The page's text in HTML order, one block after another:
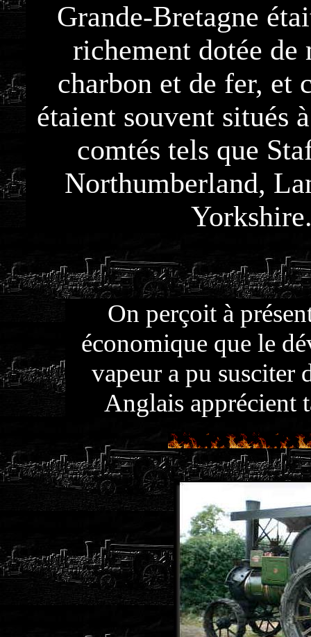
Grande-Bretagne
richement dotée de
charbon et de fer, et
étaient souvent situés
comtés tels que
Northumberland,
On perçoit à
économique que le
vapeur a pu susciter
Anglais apprécient